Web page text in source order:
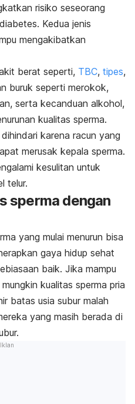
risiko seseorang
Kedua jenis
mengakibatkan
berat seperti, TBC, tipes,
buruk seperti merokok,
serta kecanduan alkohol,
kualitas sperma.
karena racun yang
merusak kepala sperma.
kesulitan untuk
telur.
sperma dengan
yang mulai menurun bisa
gaya hidup sehat
baik. Jika mampu
kualitas sperma pria
batas usia subur malah
yang masih berada di
Iklan